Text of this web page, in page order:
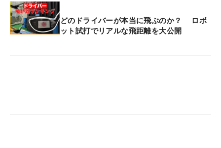
どのドライバーが本当に飛ぶのか？ ロボ
ット試打でリアルな飛距離を大公開